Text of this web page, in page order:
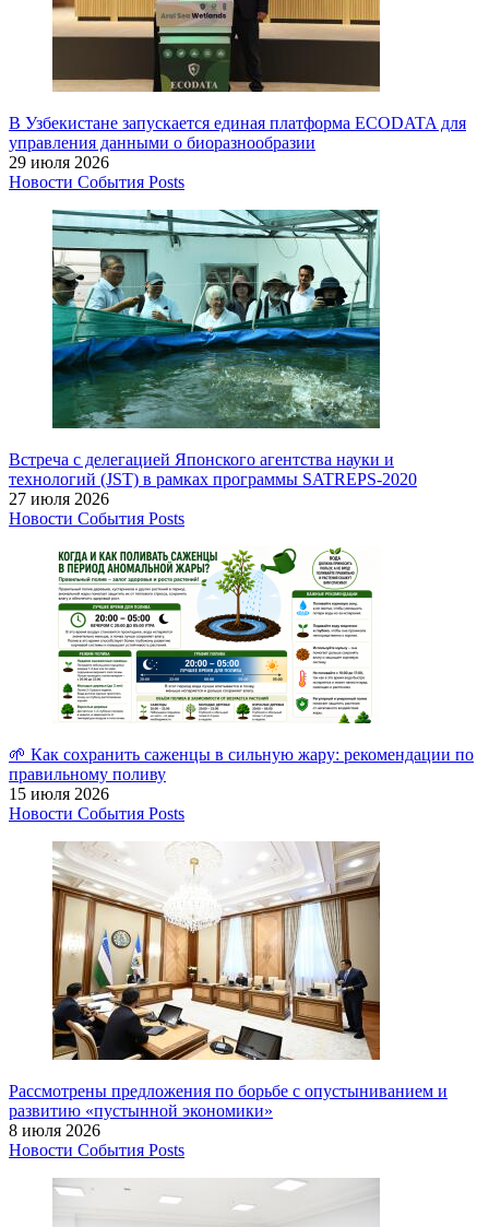
В Узбекистане запускается единая платформа ECODATA для
управления данными о биоразнообразии
29 июля 2026
Новости События Posts
Встреча с делегацией Японского агентства науки и
технологий (JST) в рамках программы SATREPS-2020
27 июля 2026
Новости События Posts
🌱 Как сохранить саженцы в сильную жару: рекомендации по
правильному поливу
15 июля 2026
Новости События Posts
Рассмотрены предложения по борьбе с опустыниванием и
развитию «пустынной экономики»
8 июля 2026
Новости События Posts